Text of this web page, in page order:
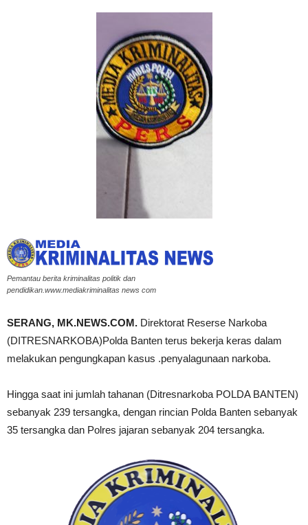
Pemantau berita kriminalitas politik dan
pendidikan.www.mediakriminalitas news com
SERANG, MK.NEWS.COM. Direktorat Reserse Narkoba
(DITRESNARKOBA)Polda Banten terus bekerja keras dalam
melakukan pengungkapan kasus .penyalagunaan narkoba.
Hingga saat ini jumlah tahanan (Ditresnarkoba POLDA BANTEN)
sebanyak 239 tersangka, dengan rincian Polda Banten sebanyak
35 tersangka dan Polres jajaran sebanyak 204 tersangka.